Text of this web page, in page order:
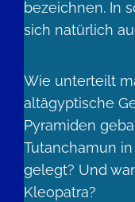
bezeichnen. In
sich natürlich
Wie unterteilt
altägyptische
Pyramiden
Tutanchamun
gelegt? Und
Kleopatra?